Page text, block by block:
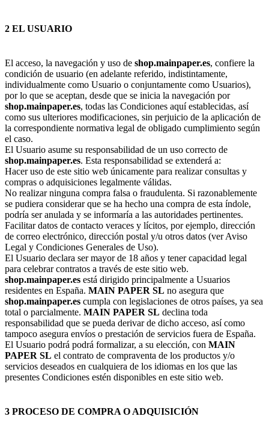
2 EL USUARIO
El acceso, la navegación y uso de shop.mainpaper.es, confiere la
condición de usuario (en adelante referido, indistintamente,
individualmente como Usuario o conjuntamente como Usuarios),
por lo que se aceptan, desde que se inicia la navegación por
shop.mainpaper.es, todas las Condiciones aquí establecidas, así
como sus ulteriores modificaciones, sin perjuicio de la aplicación de
la correspondiente normativa legal de obligado cumplimiento según
el caso.
El Usuario asume su responsabilidad de un uso correcto de
shop.mainpaper.es. Esta responsabilidad se extenderá a:
Hacer uso de este sitio web únicamente para realizar consultas y
compras o adquisiciones legalmente válidas.
No realizar ninguna compra falsa o fraudulenta. Si razonablemente
se pudiera considerar que se ha hecho una compra de esta índole,
podría ser anulada y se informaría a las autoridades pertinentes.
Facilitar datos de contacto veraces y lícitos, por ejemplo, dirección
de correo electrónico, dirección postal y/u otros datos (ver Aviso
Legal y Condiciones Generales de Uso).
El Usuario declara ser mayor de 18 años y tener capacidad legal
para celebrar contratos a través de este sitio web.
shop.mainpaper.es está dirigido principalmente a Usuarios
residentes en España. MAIN PAPER SL no asegura que
shop.mainpaper.es cumpla con legislaciones de otros países, ya sea
total o parcialmente. MAIN PAPER SL declina toda
responsabilidad que se pueda derivar de dicho acceso, así como
tampoco asegura envíos o prestación de servicios fuera de España.
El Usuario podrá podrá formalizar, a su elección, con MAIN
PAPER SL el contrato de compraventa de los productos y/o
servicios deseados en cualquiera de los idiomas en los que las
presentes Condiciones estén disponibles en este sitio web.
3 PROCESO DE COMPRA O ADQUISICIÓN